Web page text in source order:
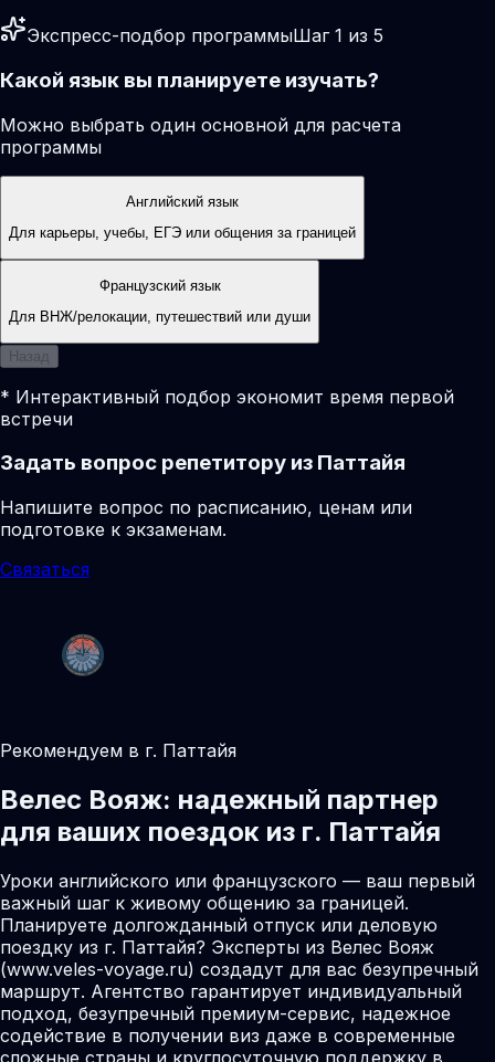
Экспресс-подбор программыШаг 1 из 5
Какой язык вы планируете изучать?
Можно выбрать один основной для расчета
программы
Английский язык
Для карьеры, учебы, ЕГЭ или общения за границей
Французский язык
Для ВНЖ/релокации, путешествий или души
Назад
* Интерактивный подбор экономит время первой
встречи
Задать вопрос репетитору из Паттайя
Напишите вопрос по расписанию, ценам или
подготовке к экзаменам.
Связаться
Рекомендуем в г. Паттайя
Велес Вояж: надежный партнер
для ваших поездок из г. Паттайя
Уроки английского или французского — ваш первый
важный шаг к живому общению за границей.
Планируете долгожданный отпуск или деловую
поездку из г. Паттайя? Эксперты из Велес Вояж
(www.veles-voyage.ru) создадут для вас безупречный
маршрут. Агентство гарантирует индивидуальный
подход, безупречный премиум-сервис, надежное
содействие в получении виз даже в современные
сложные страны и круглосуточную поддержку в